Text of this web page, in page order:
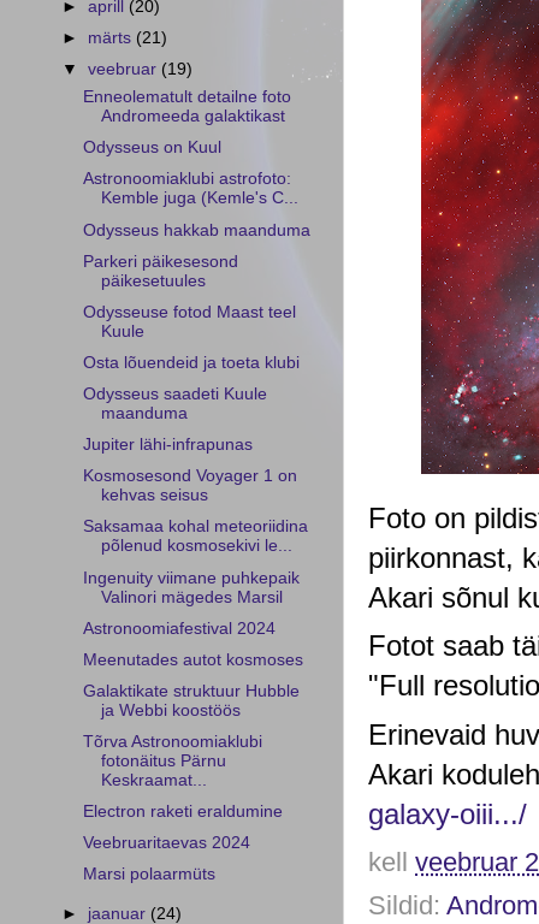
Foto on
piirkonnast,
Akari sõnul
Fotot saab
"Full
Erinevaid
Akari
galaxy-oiii.../
kell veebruar
Sildid:
►aprill (20)
► märts (21)
▼veebruar (19)
Enneolematult detailne foto
Andromeeda galaktikast
Odysseus on Kuul
Astronoomiaklubi astrofoto:
Kemble juga (Kemle's C...
Odysseus hakkab maanduma
Parkeri päikesesond
päikesetuules
Odysseuse fotod Maast teel
Kuule
Osta lõuendeid ja toeta klubi
Odysseus saadeti Kuule
maanduma
Jupiter lähi-infrapunas
Kosmosesond Voyager 1 on
kehvas seisus
Saksamaa kohal meteoriidina
põlenud kosmosekivi le...
Ingenuity viimane puhkepaik
Valinori mägedes Marsil
Astronoomiafestival 2024
Meenutades autot kosmoses
Galaktikate struktuur Hubble
ja Webbi koostöös
Tõrva Astronoomiaklubi
fotonäitus Pärnu
Keskraamat...
Electron raketi eraldumine
Veebruaritaevas 2024
Marsi polaarmüts
► jaanuar (24)